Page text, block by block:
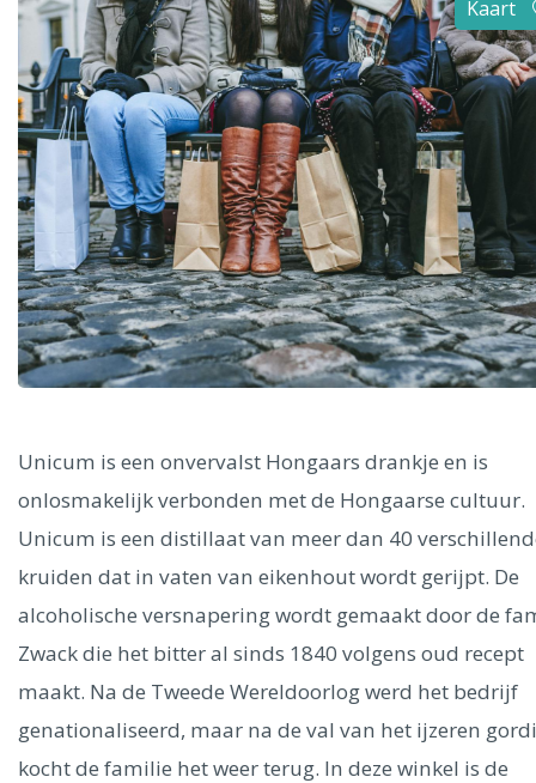
Alle steden
Phoenix
Dresden
Ålesund
Parijs Tokio Amsterdam Barcelona Dubai
Milaan
Singapore
Rome Berlijn Mechelen Venetië
Florence
Dublin
Hong Kong München Wenen Budapest
Alles bekijken
Kaart
Unicum is een onvervalst Hongaars drankje en is
onlosmakelijk verbonden met de Hongaarse cultuur.
Unicum is een distillaat van meer dan 40
kruiden dat in vaten van eikenhout wordt gerijpt. De
alcoholische versnapering wordt gemaakt door de
Zwack die het bitter al sinds 1840 volgens oud recept
maakt. Na de Tweede Wereldoorlog werd het bedrijf
genationaliseerd, maar na de val van het ijzeren
kocht de familie het weer terug. In deze winkel is de